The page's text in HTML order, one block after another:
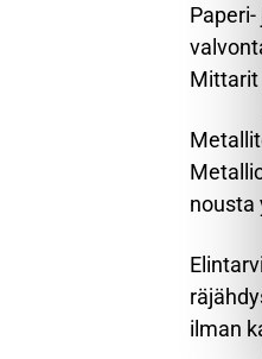
Mittarit
nousta
ilman